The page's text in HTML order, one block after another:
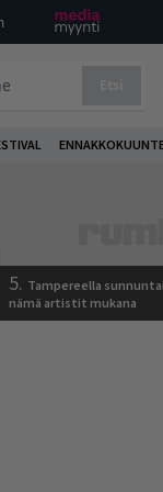
5. Tampereella
nämä artistit mukana